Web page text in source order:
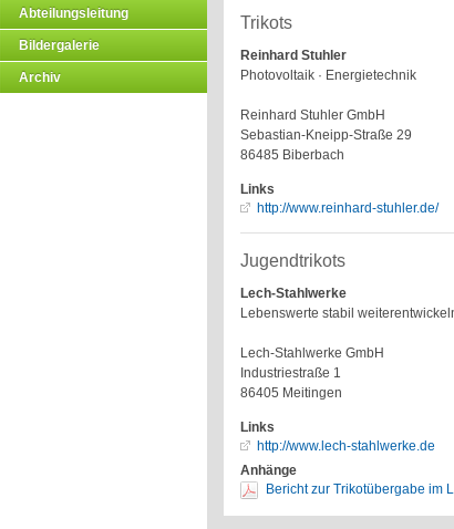
Abteilungsleitung
Bildergalerie
Archiv
Trikots
Reinhard Stuhler
Photovoltaik · Energietechnik
Reinhard Stuhler GmbH
Sebastian-Kneipp-Straße 29
86485 Biberbach
Links
http://www.reinhard-stuhler.de/
Jugendtrikots
Lech-Stahlwerke
Lebenswerte stabil
Lech-Stahlwerke GmbH
Industriestraße 1
86405 Meitingen
Links
http://www.lech-stahlwerke.de
Anhänge
Bericht zur Trikotübergabe im